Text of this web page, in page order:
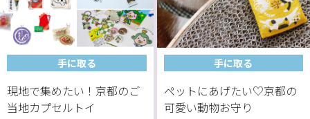
手に取る
現地で集めたい！京都のご
当地カプセルトイ
手に取る
ペットにあげたい♡京都の
可愛い動物お守り